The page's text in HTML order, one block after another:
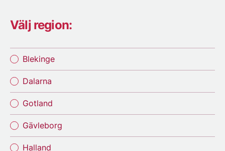
Välj region:
Blekinge
Dalarna
Gotland
Gävleborg
Halland